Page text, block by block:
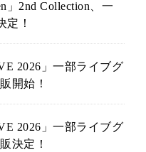
」2nd Collection、一
定！
2026」一部ライブグ
開始！
2026」一部ライブグ
決定！